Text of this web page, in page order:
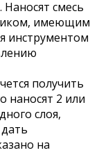
Наносят смесь
имеющим
инструментом
получить
наносят 2 или
слоя,
на